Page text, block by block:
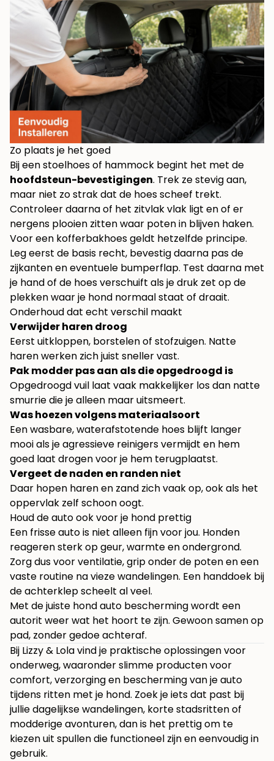
Zo plaats je het goed
Bij een stoelhoes of hammock begint het met de
hoofdsteun-bevestigingen. Trek ze stevig aan,
maar niet zo strak dat de hoes scheef trekt.
Controleer daarna of het zitvlak vlak ligt en of er
nergens plooien zitten waar poten in blijven haken.
Voor een kofferbakhoes geldt hetzelfde principe.
Leg eerst de basis recht, bevestig daarna pas de
zijkanten en eventuele bumperflap. Test daarna met
je hand of de hoes verschuift als je druk zet op de
plekken waar je hond normaal staat of draait.
Onderhoud dat echt verschil maakt
Verwijder haren droog
Eerst uitkloppen, borstelen of stofzuigen. Natte
haren werken zich juist sneller vast.
Pak modder pas aan als die opgedroogd is
Opgedroogd vuil laat vaak makkelijker los dan natte
smurrie die je alleen maar uitsmeert.
Was hoezen volgens materiaalsoort
Een wasbare, waterafstotende hoes blijft langer
mooi als je agressieve reinigers vermijdt en hem
goed laat drogen voor je hem terugplaatst.
Vergeet de naden en randen niet
Daar hopen haren en zand zich vaak op, ook als het
oppervlak zelf schoon oogt.
Houd de auto ook voor je hond prettig
Een frisse auto is niet alleen fijn voor jou. Honden
reageren sterk op geur, warmte en ondergrond.
Zorg dus voor ventilatie, grip onder de poten en een
vaste routine na vieze wandelingen. Een handdoek bij
de achterklep scheelt al veel.
Met de juiste hond auto bescherming wordt een
autorit weer wat het hoort te zijn. Gewoon samen op
pad, zonder gedoe achteraf.
Bij Lizzy & Lolavind je praktische oplossingen voor
onderweg, waaronder slimme producten voor
comfort, verzorging en bescherming van je auto
tijdens ritten met je hond. Zoek je iets dat past bij
jullie dagelijkse wandelingen, korte stadsritten of
modderige avonturen, dan is het prettig om te
kiezen uit spullen die functioneel zijn en eenvoudig in
gebruik.